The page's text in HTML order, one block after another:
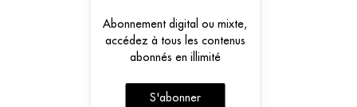
Abonnement digital ou mixte,
accédez à tous les contenus
abonnés en illimité
S'abonner